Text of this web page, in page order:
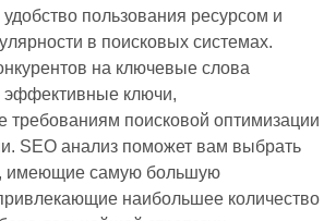
пользования ресурсом и
в поисковых системах.
на ключевые слова
ключи,
требованиям поисковой оптимизации
SEO анализ поможет вам выбрать
имеющие самую большую
наибольшее количество